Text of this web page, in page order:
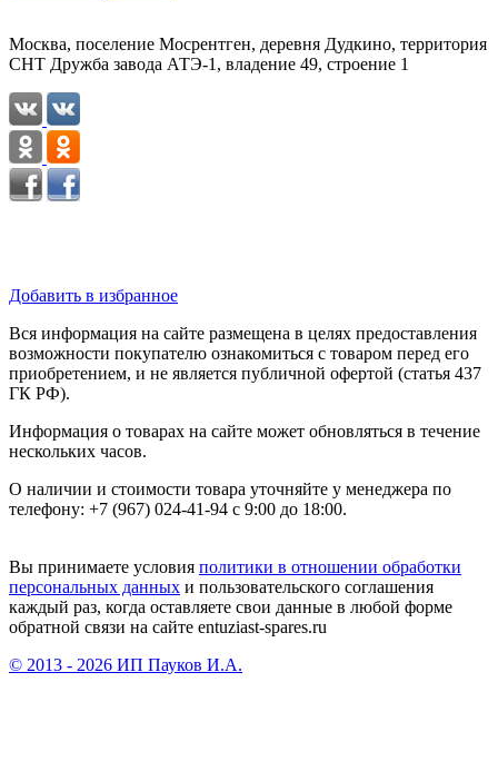
Москва, поселение Мосрентген, деревня Дудкино, территория
СНТ Дружба завода АТЭ-1, владение 49, строение 1
Добавить в избранное
Вся информация на сайте размещена в целях предоставления
возможности покупателю ознакомиться с товаром перед его
приобретением, и не является публичной офертой (статья 437
ГК РФ).
Информация о товарах на сайте может обновляться в течение
нескольких часов.
О наличии и стоимости товара уточняйте у менеджера по
телефону: +7 (967) 024-41-94 с 9:00 до 18:00.
Вы принимаете условия политики в отношении обработки
персональных данных и пользовательского соглашения
каждый раз, когда оставляете свои данные в любой форме
обратной связи на сайте entuziast-spares.ru
© 2013 - 2026 ИП Пауков И.А.